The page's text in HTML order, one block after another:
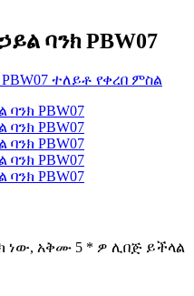
ባንክ PBW07
ነው, አቅሙ 5 * ዎ ሊበጅ ይችላል